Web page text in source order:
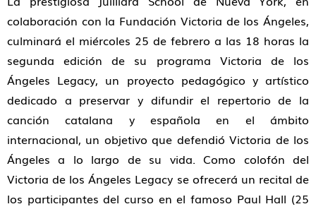
colaboración con la Fundación Victoria de los Ángeles,
culminará el miércoles 25 de febrero a las 18 horas la
segunda edición de su programa Victoria de los
Ángeles Legacy, un proyecto pedagógico y artístico
dedicado a preservar y difundir el repertorio de la
canción catalana y española en el ámbito
internacional, un objetivo que defendió Victoria de los
Ángeles a lo largo de su vida. Como colofón del
Victoria de los Ángeles Legacy se ofrecerá un recital de
los participantes del curso en el famoso Paul Hall (25